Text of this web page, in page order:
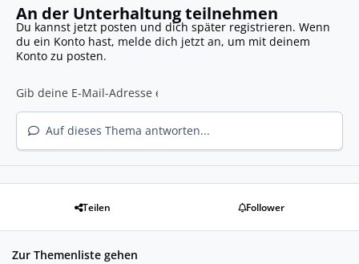
An der Unterhaltung teilnehmen
Du kannst jetzt posten und dich später registrieren. Wenn
du ein Konto hast, melde dich jetzt an, um mit deinem
Konto zu posten.
Auf dieses Thema antworten...
Teilen Follower
Zur Themenliste gehen